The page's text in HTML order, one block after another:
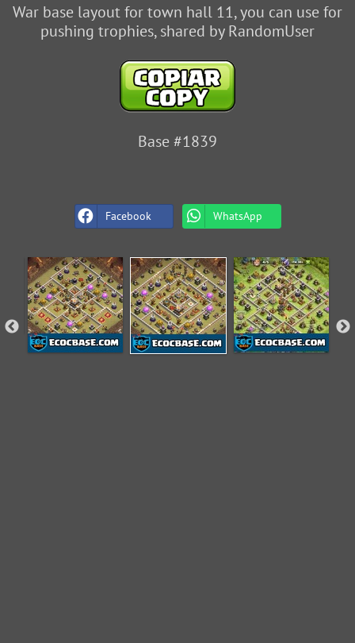
War base layout for town hall 11, you can use for
pushing trophies, shared by RandomUser
Base #1839
Facebook WhatsApp